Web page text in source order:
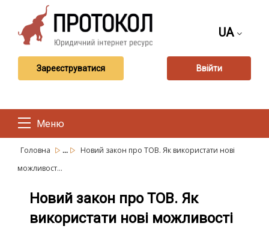
UA
Зареєструватися Ввійти
Меню
Головна ...
Новий закон про ТОВ. Як використати нові
можливост...
Новий закон про ТОВ. Як
використати нові можливості